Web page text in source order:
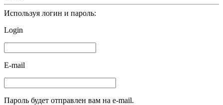
Используя логин и пароль:
Login
E-mail
Пароль будет отправлен вам на e-mail.